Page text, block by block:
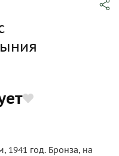
1941 год. Бронза, на